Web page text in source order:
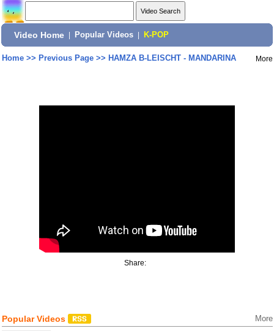
Video Home Popular Videos K-POP
Home>> Previous Page>> HAMZA B-LEISCHT - MANDARINA More
Share:
Popular Videos More